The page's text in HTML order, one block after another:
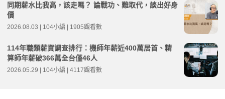
同期薪水比我高，該走嗎？ 論戰功、難取代，談出好身
價
2026.08.03 | 104小編 | 1905觀看數
114年職類薪資調查排行：機師年薪近400萬居首、精
算師年薪破366萬全台僅46人
2026.05.29 | 104小編 | 4117觀看數